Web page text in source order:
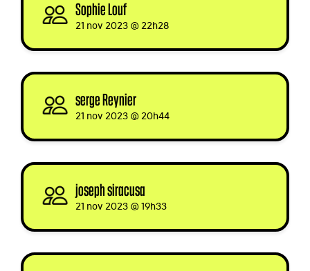
Sophie Louf
21 nov 2023 @ 22h28
serge Reynier
21 nov 2023 @ 20h44
joseph siracusa
21 nov 2023 @ 19h33